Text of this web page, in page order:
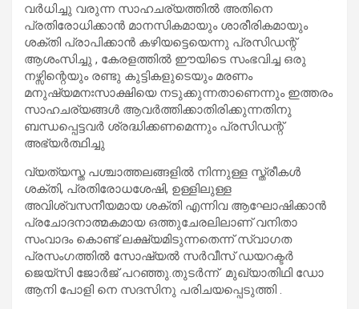
വർധിച്ചു വരുന്ന സാഹചര്യത്തിൽ അതിനെ
പ്രതിരോധിക്കാൻ മാനസികമായും ശാരീരികമായും
ശക്തി പ്രാപിക്കാൻ കഴിയട്ടെയെന്നു പ്രസിഡന്റ്
ആശംസിച്ചു , കേരളത്തിൽ ഈയിടെ സംഭവിച്ച ഒരു
നഴ്സിന്റെയും രണ്ടു കുട്ടികളുടെയും മരണം
മനുഷ്യമനഃസാക്ഷിയെ നടുക്കുന്നതാണെന്നും ഇത്തരം
സാഹചര്യങ്ങൾ ആവർത്തിക്കാതിരിക്കുന്നതിനു
ബന്ധപ്പെട്ടവർ ശ്രദ്ധിക്കണമെന്നും പ്രസിഡന്റ്
അഭ്യർത്ഥിച്ചു
വ്യത്യസ്ത പശ്ചാത്തലങ്ങളിൽ നിന്നുള്ള സ്ത്രീകൾ
ശക്തി, പ്രതിരോധശേഷി, ഉള്ളിലുള്ള
അവിശ്വസനീയമായ ശക്തി എന്നിവ ആഘോഷിക്കാൻ
പ്രചോദനാത്മകമായ ഒത്തുചേരലിലാണ് വനിതാ
സംവാദം കൊണ്ട് ലക്ഷ്യമിടുന്നതെന്ന് സ്വാഗത
പ്രസംഗത്തിൽ സോഷ്യൽ സർവീസ് ഡയറക്ടർ
ജെയ്‌സി ജോർജ് പറഞ്ഞു.തുടർന്ന് മുഖ്യാതിഥി ഡോ
ആനി പോളി നെ സദസിനു പരിചയപ്പെടുത്തി .